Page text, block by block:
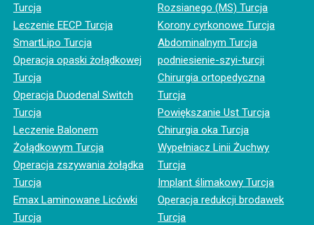
Turcja
Leczenie EECP Turcja
SmartLipo Turcja
Operacja opaski żołądkowej
Turcja
Operacja Duodenal Switch
Turcja
Leczenie Balonem
Żołądkowym Turcja
Operacja zszywania żołądka
Turcja
Emax Laminowane Licówki
Turcja
Rozsianego (MS) Turcja
Korony cyrkonowe Turcja
Abdominalnym Turcja
podniesienie-szyi-turcji
Chirurgia ortopedyczna
Turcja
Powiększanie Ust Turcja
Chirurgia oka Turcja
Wypełniacz Linii Żuchwy
Turcja
Implant ślimakowy Turcja
Operacja redukcji brodawek
Turcja